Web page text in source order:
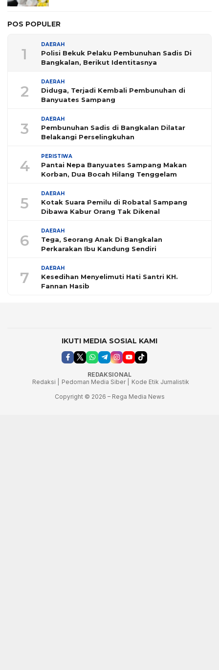
POS POPULER
1
DAERAH
Polisi Bekuk Pelaku Pembunuhan Sadis Di
Bangkalan, Berikut Identitasnya
2
DAERAH
Diduga, Terjadi Kembali Pembunuhan di
Banyuates Sampang
3
DAERAH
Pembunuhan Sadis di Bangkalan Dilatar
Belakangi Perselingkuhan
4
PERISTIWA
Pantai Nepa Banyuates Sampang Makan
Korban, Dua Bocah Hilang Tenggelam
5
DAERAH
Kotak Suara Pemilu di Robatal Sampang
Dibawa Kabur Orang Tak Dikenal
6
DAERAH
Tega, Seorang Anak Di Bangkalan
Perkarakan Ibu Kandung Sendiri
7
DAERAH
Kesedihan Menyelimuti Hati Santri KH.
Fannan Hasib
IKUTI MEDIA SOSIAL KAMI
REDAKSIONAL
Redaksi |
Pedoman Media Siber |
Kode Etik Jurnalistik
Copyright © 2026 – Rega Media News